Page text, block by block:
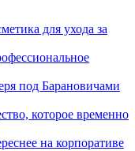
для ухода за
под Барановичами
которое временно
на корпоративе